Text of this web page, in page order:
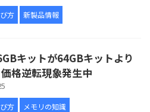
方 新製品情報
キットが64GBキットより
格逆転現象発生中
方 メモリの知識